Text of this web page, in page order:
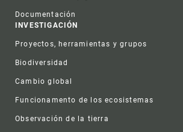
Documentación
INVESTIGACIÓN
Proyectos, herramientas y grupos
Biodiversidad
Cambio global
Funcionamento de los ecosistemas
Observación de la tierra